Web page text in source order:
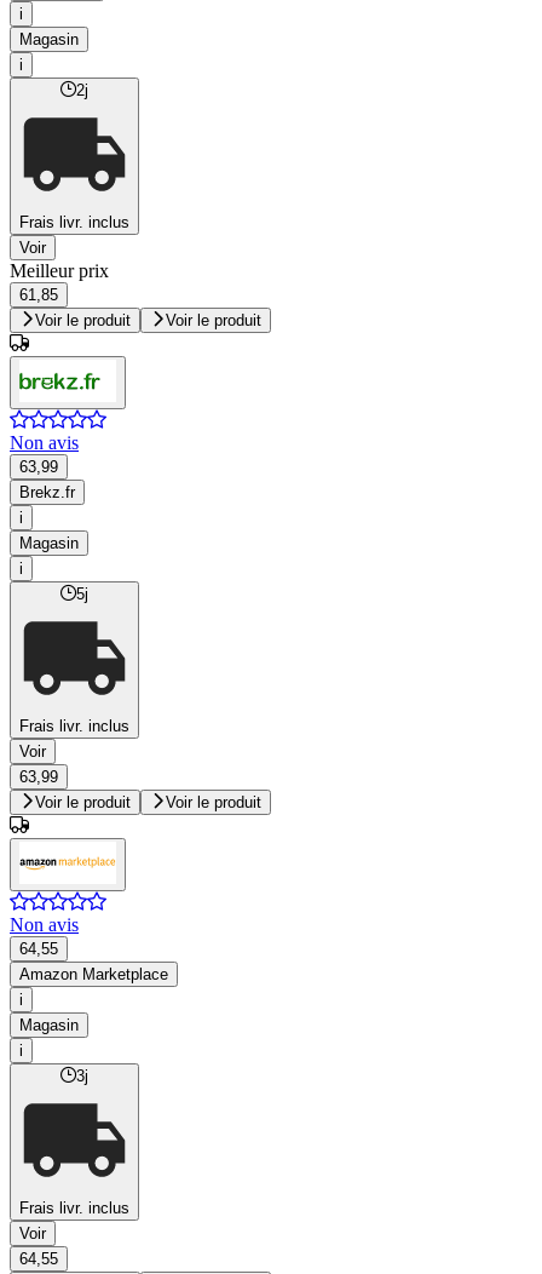
i
Magasin
i
2j
Frais livr. inclus
Voir
Meilleur prix
61,85
Voir le produit
Voir le produit
Non avis
63,99
Brekz.fr
i
Magasin
i
5j
Frais livr. inclus
Voir
63,99
Voir le produit
Voir le produit
Non avis
64,55
Amazon Marketplace
i
Magasin
i
3j
Frais livr. inclus
Voir
64,55